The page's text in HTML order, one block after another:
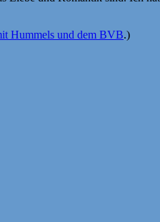
Hummels und dem BVB.)